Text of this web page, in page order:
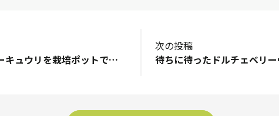
節なりプランターキュウリを栽培ポットで育ててます🥒幾つか実がついてます本気野菜を育てる時にいつも肥料に悩む……🤔ずっと気になってた、下側の葉っぱの色が濃い！窒素過多だと思う、前回1本目を収穫した時に追肥したけど4-8-3肥料を使った窒素を少ないものを選んで基準より少なめ…キュウリが曲がってないので肥料不足･水分不足ではないと思う暫く肥料控え目にして葉っぱの様子を見て次回の追肥など判断しょうと思うミニトマトのようにキュウリも培養土に赤玉土を入れて肥料を薄めて初期は育てた方が良かったかも…🤔💭
次の投稿